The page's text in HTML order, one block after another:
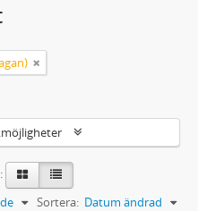
Sortera: Datum ändrad